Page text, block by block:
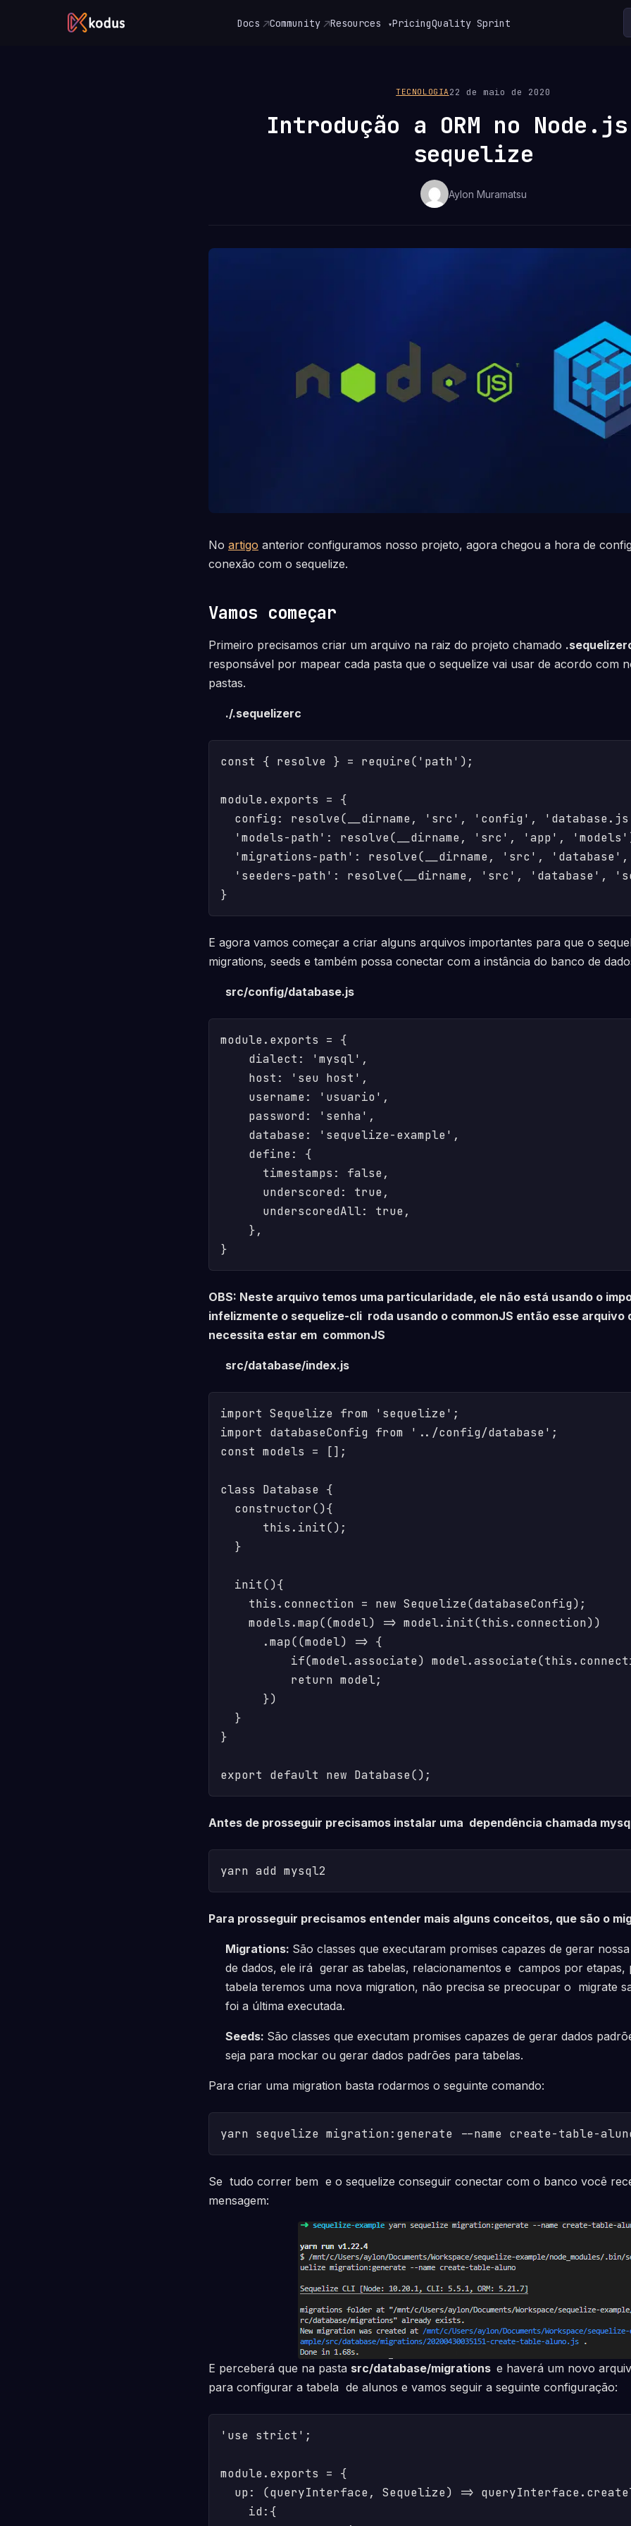
Docs Community Resources ▾PricingQuality Sprint
TECNOLOGIA 22 de maio de 2020
Introdução a ORM no Node.js
sequelize
Aylon Muramatsu
No artigo anterior configuramos nosso projeto, agora chegou a hora de
conexão com o sequelize.
Vamos começar
Primeiro precisamos criar um arquivo na raiz do projeto chamado
responsável por mapear cada pasta que o sequelize vai usar de acordo com
pastas.
./.sequelizerc
const { resolve } = require('path');
module.exports = {
config: resolve(__dirname, 'src', 'config',
'models-path': resolve(__dirname, 'src', 'app',
'migrations-path': resolve(__dirname, 'src',
'seeders-path': resolve(__dirname, 'src', 'database',
}
E agora vamos começar a criar alguns arquivos importantes para que o
migrations, seeds e também possa conectar com a instância do banco de
src/config/database.js
module.exports = {
    dialect: 'mysql',
    host: 'seu host',
    username: 'usuario',
    password: 'senha',
    database: 'sequelize-example',
    define: {
      timestamps: false,
      underscored: true,
      underscoredAll: true,
    },
}
OBS: Neste arquivo temos uma particularidade, ele não está usando o
infelizmente o sequelize-cli roda usando o commonJS então esse arquivo
necessita estar em commonJS
src/database/index.js
import Sequelize from 'sequelize';
import databaseConfig from '../config/database';
const models = [];
class Database {
  constructor(){
      this.init();
  }
  init(){
    this.connection = new Sequelize(databaseConfig);
    models.map((model) => model.init(this.connection))
      .map((model) => {
if(model.associate)
          return model;
      })
  }
}
export default new Database();
Antes de prosseguir precisamos instalar uma dependência chamada
yarn add mysql2
Para prosseguir precisamos entender mais alguns conceitos, que são o
Migrations: São classes que executaram promises capazes de gerar
de dados, ele irá gerar as tabelas, relacionamentos e campos por etapas,
tabela teremos uma nova migration, não precisa se preocupar o migrate
foi a última executada.
Seeds: São classes que executam promises capazes de gerar dados
seja para mockar ou gerar dados padrões para tabelas.
Para criar uma migration basta rodarmos o seguinte comando:
yarn sequelize migration:generate --name create-table-
Se tudo correr bem e o sequelize conseguir conectar com o banco você
mensagem:
E perceberá que na pasta src/database/migrations e haverá um novo
para configurar a tabela de alunos e vamos seguir a seguinte configuração:
'use strict';
module.exports = {
up: (queryInterface, Sequelize) =>
    id:{